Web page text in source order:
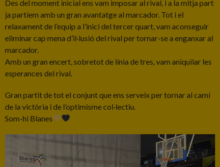
Des del moment inicial ens vam imposar al rival, i a la mitja part
ja partíem amb un gran avantatge al marcador. Tot i el
relaxament de l’equip a l’inici del tercer quart, vam aconseguir
eliminar cap mena d’il·lusió del rival per tornar-se a enganxar al
marcador.
Amb un gran encert, sobretot de línia de tres, vam aniquilar les
esperances del rival.
Gran partit de tot el conjunt que ens serveix per tornar al camí
de la victòria i de l’optimisme col·lectiu.
Som-hi Blanes